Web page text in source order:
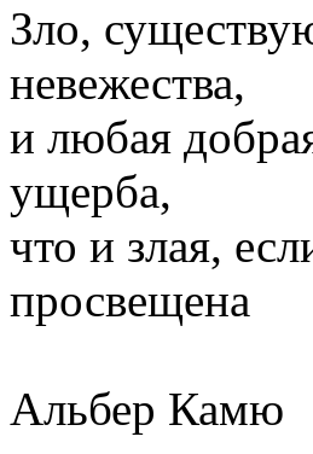
Зло,
невежества,
и любая
ущерба,
что и злая,
просвещена
Альбер Камю